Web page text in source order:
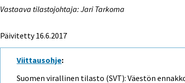
Vastaava tilastojohtaja: Jari Tarkoma
Päivitetty 16.6.2017
Viittausohje:
Suomen virallinen tilasto (SVT): Väestön